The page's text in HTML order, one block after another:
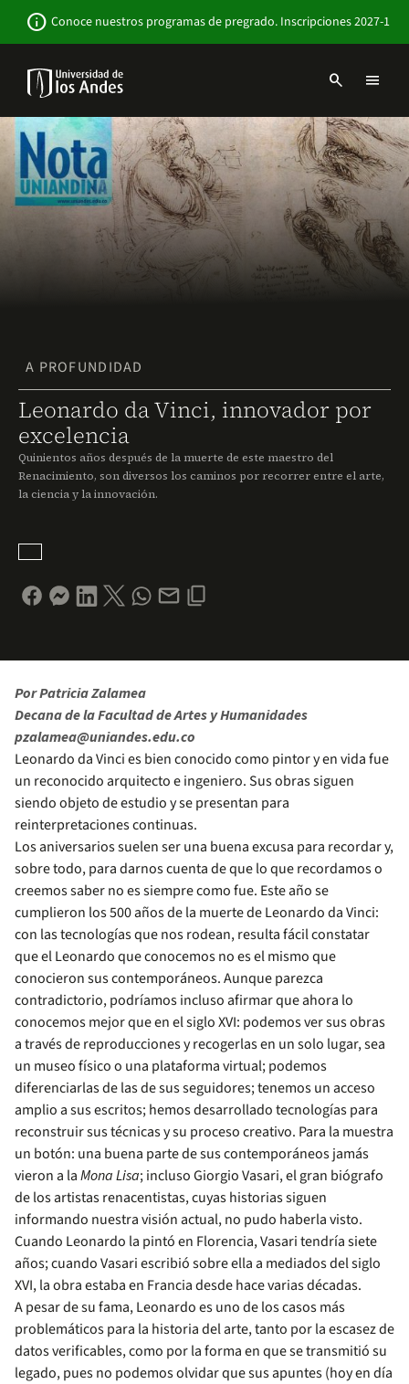
contenido
info Conoce nuestros programas de pregrado. Inscripciones 2027-1
Navbar
-
Sitio
Institucional
search menu
A PROFUNDIDAD
Leonardo da Vinci, innovador por
excelencia
Quinientos años después de la muerte de este maestro del
Renacimiento, son diversos los caminos por recorrer entre el arte,
la ciencia y la innovación.
Por Patricia Zalamea
Decana de la Facultad de Artes y Humanidades
pzalamea@uniandes.edu.co
Leonardo da Vinci es bien conocido como pintor y en vida fue
un reconocido arquitecto e ingeniero. Sus obras siguen
siendo objeto de estudio y se presentan para
reinterpretaciones continuas.
Los aniversarios suelen ser una buena excusa para recordar y,
sobre todo, para darnos cuenta de que lo que recordamos o
creemos saber no es siempre como fue. Este año se
cumplieron los 500 años de la muerte de Leonardo da Vinci:
con las tecnologías que nos rodean, resulta fácil constatar
que el Leonardo que conocemos no es el mismo que
conocieron sus contemporáneos. Aunque parezca
contradictorio, podríamos incluso afirmar que ahora lo
conocemos mejor que en el siglo XVI: podemos ver sus obras
a través de reproducciones y recogerlas en un solo lugar, sea
un museo físico o una plataforma virtual; podemos
diferenciarlas de las de sus seguidores; tenemos un acceso
amplio a sus escritos; hemos desarrollado tecnologías para
reconstruir sus técnicas y su proceso creativo. Para la muestra
un botón: una buena parte de sus contemporáneos jamás
vieron a laMona Lisa; incluso Giorgio Vasari, el gran biógrafo
de los artistas renacentistas, cuyas historias siguen
informando nuestra visión actual, no pudo haberla visto.
Cuando Leonardo la pintó en Florencia, Vasari tendría siete
años; cuando Vasari escribió sobre ella a mediados del siglo
XVI, la obra estaba en Francia desde hace varias décadas.
A pesar de su fama, Leonardo es uno de los casos más
problemáticos para la historia del arte, tanto por la escasez de
datos verificables, como por la forma en que se transmitió su
legado, pues no podemos olvidar que sus apuntes (hoy en día